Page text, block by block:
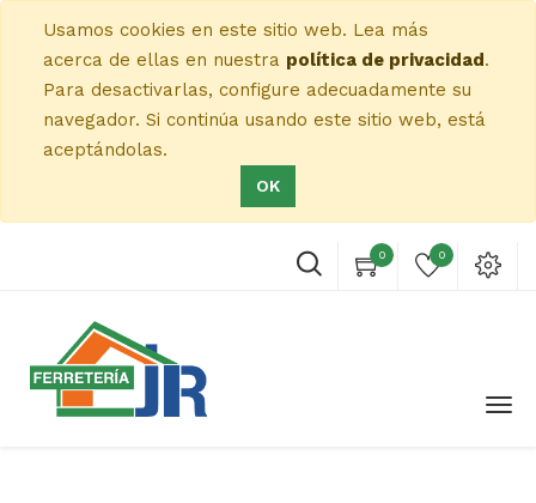
Usamos cookies en este sitio web. Lea más
acerca de ellas en nuestra política de privacidad.
Para desactivarlas, configure adecuadamente su
navegador. Si continúa usando este sitio web, está
aceptándolas.
OK
0 0